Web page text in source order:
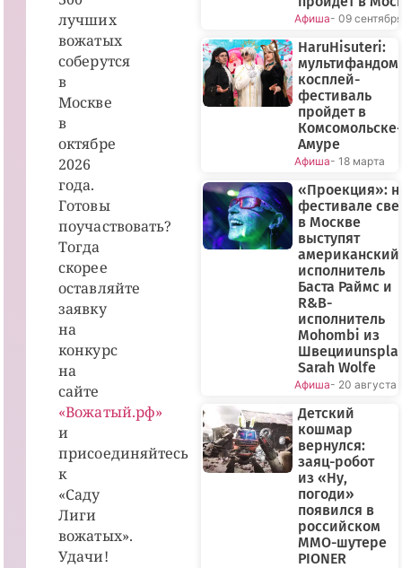
лучших
вожатых
соберутся
в
Москве
в
октябре
2026
года.
Готовы
поучаствовать?
Тогда
скорее
оставляйте
заявку
на
конкурс
на
сайте
«Вожатый.рф»
и
присоединяйтесь
к
«Саду
Лиги
вожатых».
Удачи!
Афиша- 09 сентября
HaruHisuteri:
косплей-
фестиваль
пройдет в
Амуре
Афиша- 18 марта
«Проекция»:
фестивале
в Москве
выступят
американский
исполнитель
Баста Раймс и
R&B-
исполнитель
Mohombi из
Sarah Wolfe
Афиша- 20 августа
Детский
кошмар
вернулся:
заяц-робот
из «Ну,
погоди»
появился в
российском
MMO-шутере
PIONER